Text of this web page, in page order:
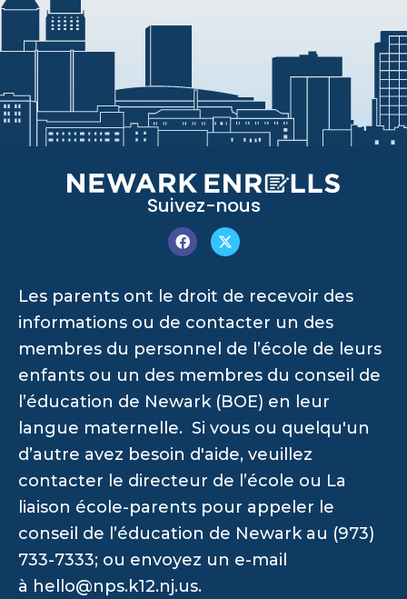
Suivez-nous
Les parents ont le droit de recevoir des
informations ou de contacter un des
membres du personnel de l’école de leurs
enfants ou un des membres du conseil de
l’éducation de Newark (BOE) en leur
langue maternelle. Si vous ou quelqu'un
d’autre avez besoin d'aide, veuillez
contacter le directeur de l’école ou La
liaison école-parents pour appeler le
conseil de l’éducation de Newark au (973)
733-7333; ou envoyez un e-mail
à hello@nps.k12.nj.us.